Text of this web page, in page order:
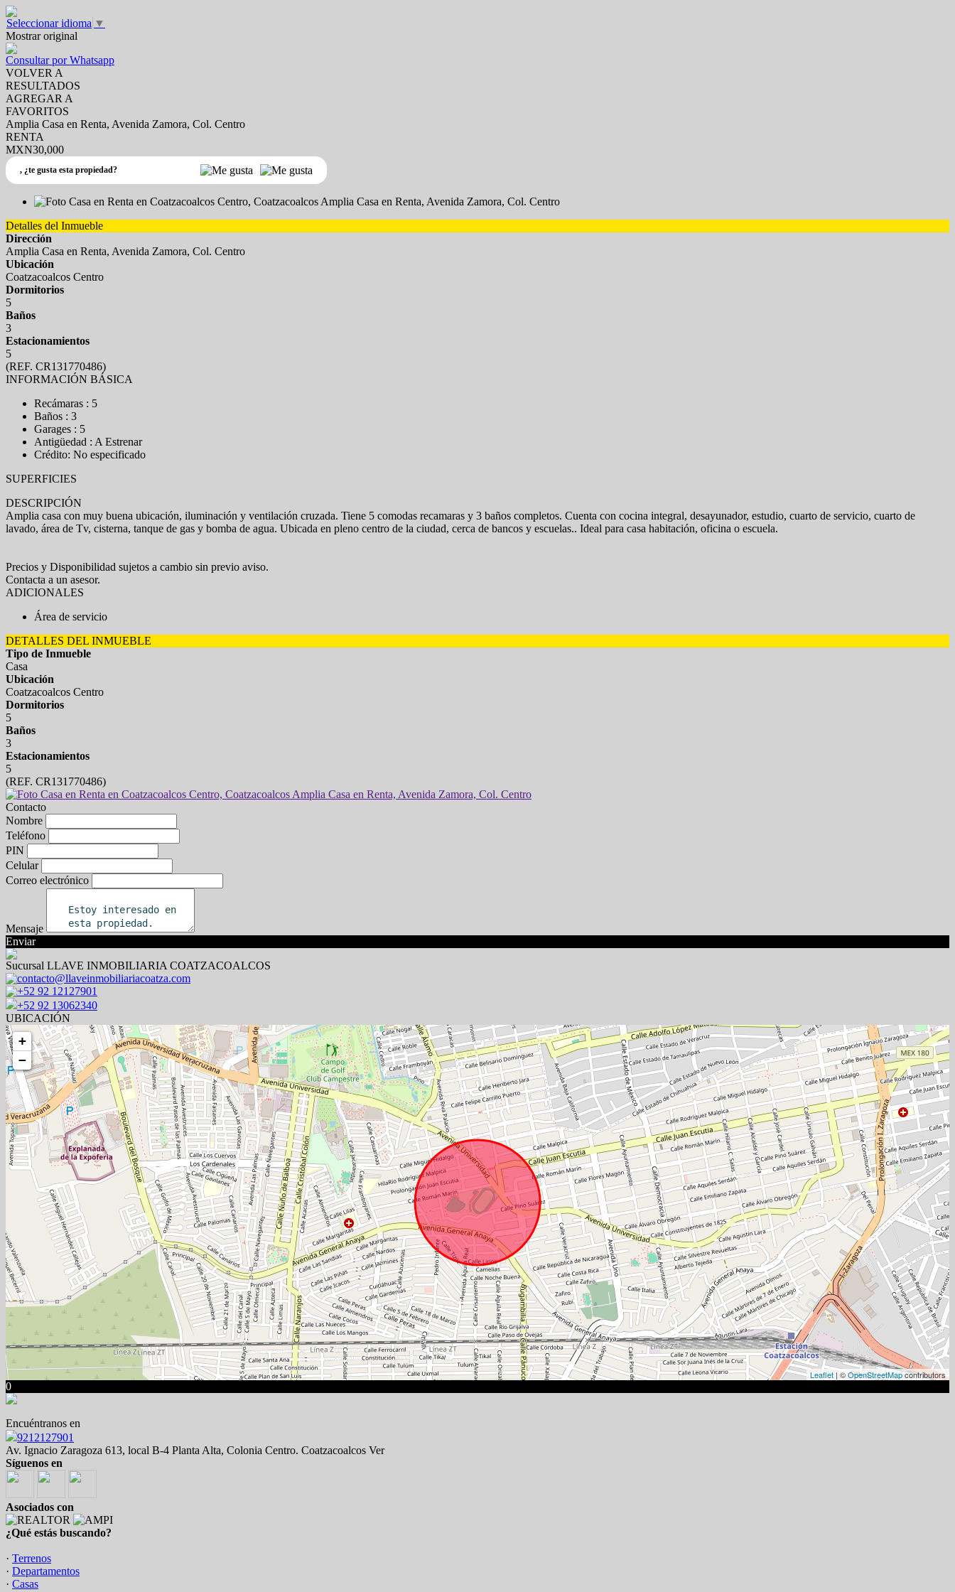
Seleccionar idioma ▼
Mostrar original
Consultar por Whatsapp
VOLVER A
RESULTADOS
AGREGAR A
FAVORITOS
Amplia Casa en Renta, Avenida Zamora, Col. Centro
RENTA
MXN30,000
, ¿te gusta esta propiedad?
Detalles del Inmueble
Dirección
Amplia Casa en Renta, Avenida Zamora, Col. Centro
Ubicación
Coatzacoalcos Centro
Dormitorios
5
Baños
3
Estacionamientos
5
(REF. CR131770486)
INFORMACIÓN BÁSICA
Recámaras : 5
Baños : 3
Garages : 5
Antigüedad : A Estrenar
Crédito: No especificado
SUPERFICIES
DESCRIPCIÓN
Amplia casa con muy buena ubicación, iluminación y ventilación cruzada. Tiene 5 comodas recamaras y 3 baños completos. Cuenta con cocina integral, desayunador, estudio, cuarto de servicio, cuarto de
lavado, área de Tv, cisterna, tanque de gas y bomba de agua. Ubicada en pleno centro de la ciudad, cerca de bancos y escuelas.. Ideal para casa habitación, oficina o escuela.
Precios y Disponibilidad sujetos a cambio sin previo aviso.
Contacta a un asesor.
ADICIONALES
Área de servicio
DETALLES DEL INMUEBLE
Tipo de Inmueble
Casa
Ubicación
Coatzacoalcos Centro
Dormitorios
5
Baños
3
Estacionamientos
5
(REF. CR131770486)
Contacto
Nombre
Teléfono
PIN
Celular
Correo electrónico
Mensaje
Enviar
Sucursal LLAVE INMOBILIARIA COATZACOALCOS
contacto@llaveinmobiliariacoatza.com
+52 92 12127901
+52 92 13062340
UBICACIÓN
+
−
Leaflet | ©OpenStreetMapcontributors
0
Encuéntranos en
9212127901
Av. Ignacio Zaragoza 613, local B-4 Planta Alta, Colonia Centro. Coatzacoalcos Ver
Síguenos en
Asociados con
¿Qué estás buscando?
· Terrenos
· Departamentos
· Casas